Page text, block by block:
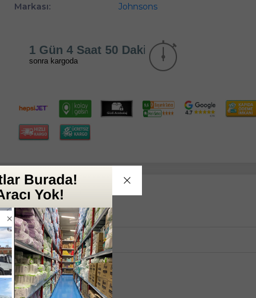
Markası:
Johnsons
1 Gün 4 Saat 50 Dakika
sonra kargoda
Anket